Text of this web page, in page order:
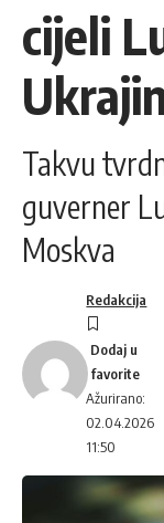
cijeli
Takvu
guverner
Moskva
Ažurirano:
02.04.2026
11:50
Redakcija